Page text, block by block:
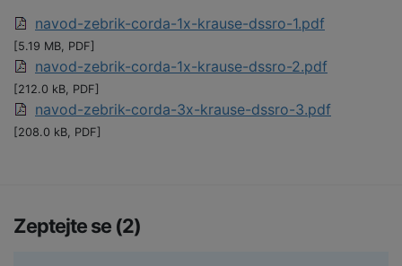
navod-zebrik-corda-1x-krause-dssro-1.pdf
[5.19 MB, PDF]
navod-zebrik-corda-1x-krause-dssro-2.pdf
[212.0 kB, PDF]
navod-zebrik-corda-3x-krause-dssro-3.pdf
[208.0 kB, PDF]
Zeptejte se (2)